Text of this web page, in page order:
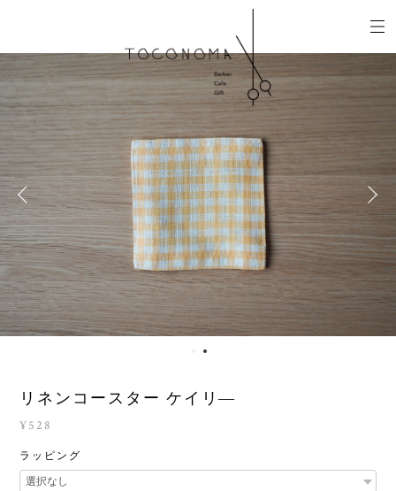
リネンコースター ケイリ―
¥528
ラッピング